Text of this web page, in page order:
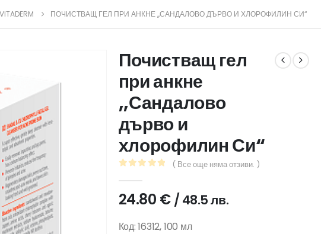
VITADERM ПОЧИСТВАЩ ГЕЛ ПРИ АНКНЕ ,,САНДАЛОВО ДЪРВО И ХЛОРОФИЛИН СИ“
Почистващ гел
при анкне
,,Сандалово
дърво и
хлорофилин Си“
( Все още няма отзиви. )
24.80 € / 48.5 лв.
Код: 16312, 100 мл